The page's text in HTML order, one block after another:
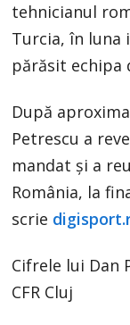
tehnicianul
Turcia, în luna
părăsit echipa
După
Petrescu a
mandat și a
România, la
scrie
Cifrele lui Dan
CFR Cluj